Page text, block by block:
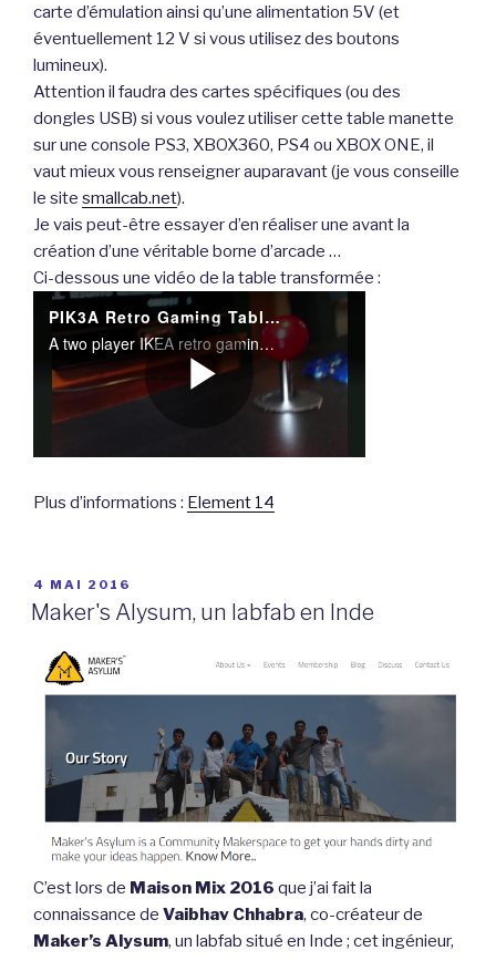
carte d’émulation ainsi qu’une alimentation 5V (et
éventuellement 12 V si vous utilisez des boutons
lumineux).
Attention il faudra des cartes spécifiques (ou des
dongles USB) si vous voulez utiliser cette table manette
sur une console PS3, XBOX360, PS4 ou XBOX ONE, il
vaut mieux vous renseigner auparavant (je vous conseille
le site smallcab.net).
Je vais peut-être essayer d’en réaliser une avant la
création d’une véritable borne d’arcade …
Ci-dessous une vidéo de la table transformée :
Plus d’informations : Element 14
PUBLIÉ
LE
4 MAI 2016
Maker's Alysum, un labfab en Inde
C’est lors de Maison Mix 2016 que j’ai fait la
connaissance de Vaibhav Chhabra, co-créateur de
Maker’s Alysum, un labfab situé en Inde ; cet ingénieur,